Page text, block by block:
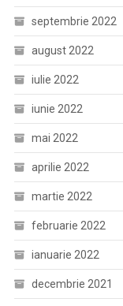
septembrie 2022
august 2022
iulie 2022
iunie 2022
mai 2022
aprilie 2022
martie 2022
februarie 2022
ianuarie 2022
decembrie 2021